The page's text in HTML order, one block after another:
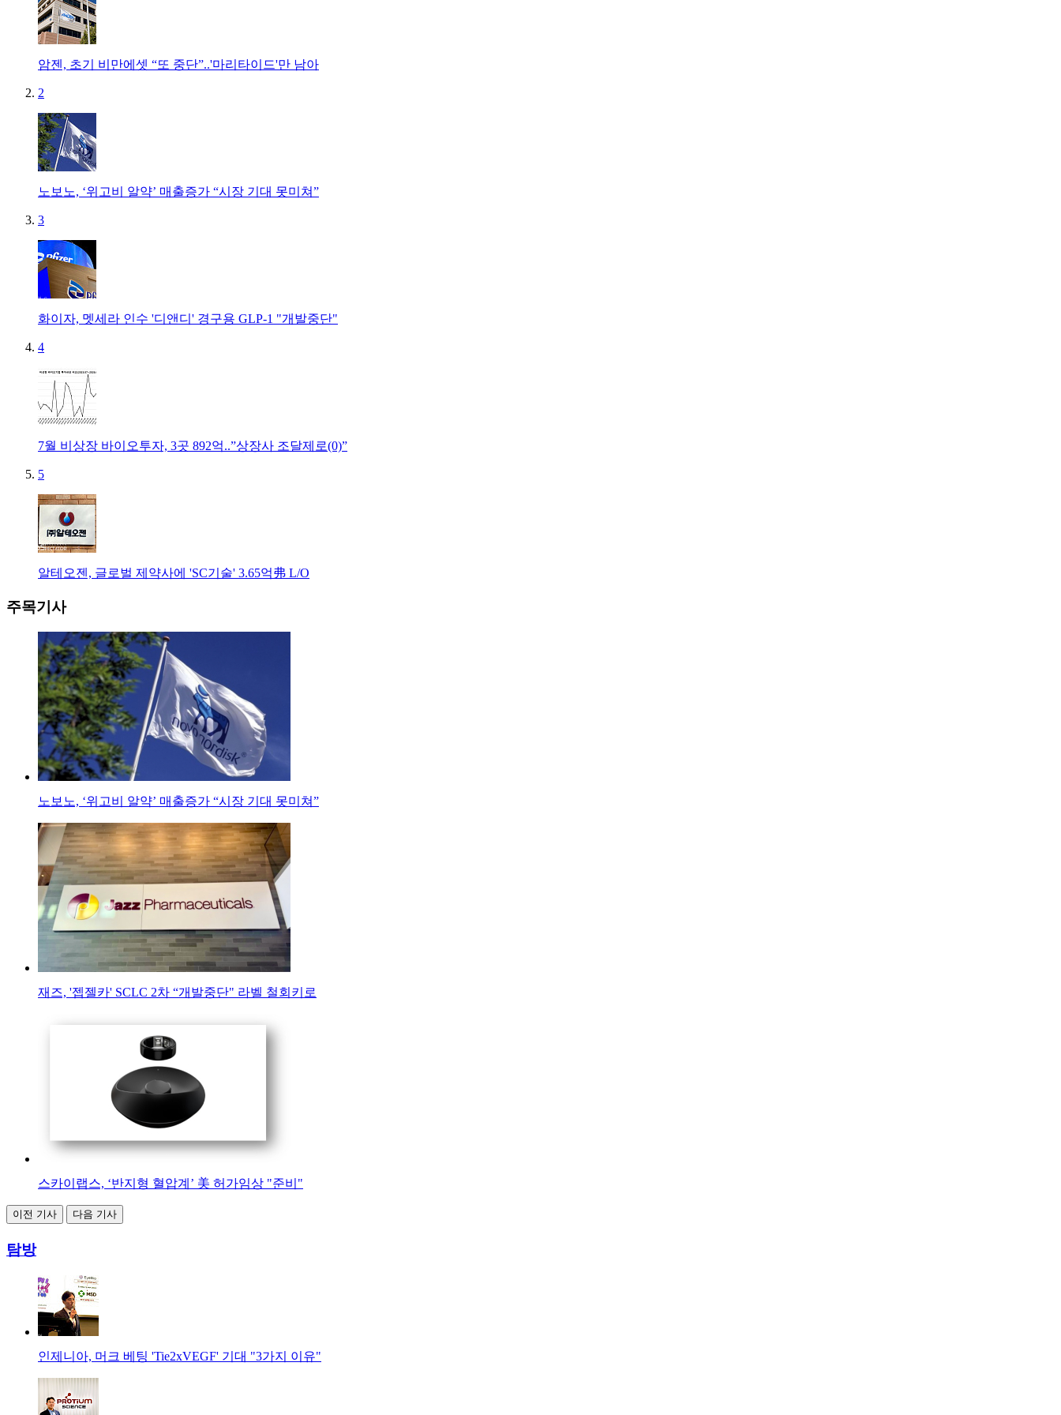
암젠, 초기 비만에셋 “또 중단”..'마리타이드'만 남아
2
노보노, ‘위고비 알약’ 매출증가 “시장 기대 못미쳐”
3
화이자, 멧세라 인수 '디앤디' 경구용 GLP-1 "개발중단"
4
7월 비상장 바이오투자, 3곳 892억..”상장사 조달제로(0)”
5
알테오젠, 글로벌 제약사에 'SC기술' 3.65억弗 L/O
주목기사
노보노, ‘위고비 알약’ 매출증가 “시장 기대 못미쳐”
재즈, '젭젤카' SCLC 2차 “개발중단" 라벨 철회키로
스카이랩스, ‘반지형 혈압계’ 美 허가임상 "준비"
이전 기사 다음 기사
탐방
인제니아, 머크 베팅 'Tie2xVEGF' 기대 "3가지 이유"